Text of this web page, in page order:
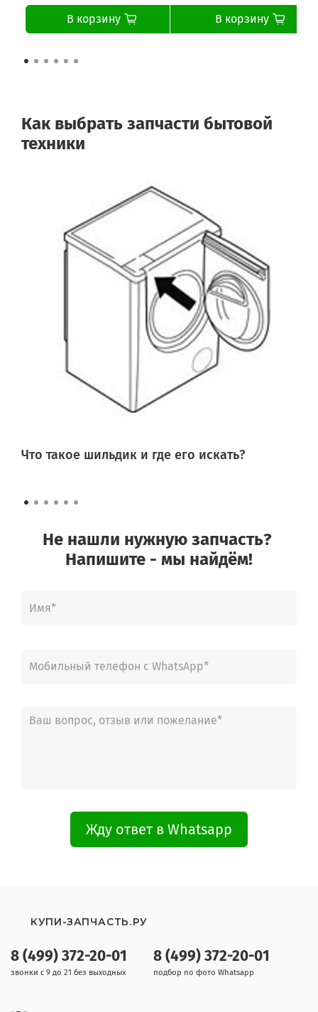
В корзину В корзину
Как выбрать запчасти бытовой
техники
Что такое шильдик и где его искать?
Не нашли нужную запчасть?
Напишите - мы найдём!
Жду ответ в Whatsapp
8 (499) 372-20-01
звонки с 9 до 21 без выходных
8 (499) 372-20-01
подбор по фото Whatsapp
КУПИ-ЗАПЧАСТЬ.РУ